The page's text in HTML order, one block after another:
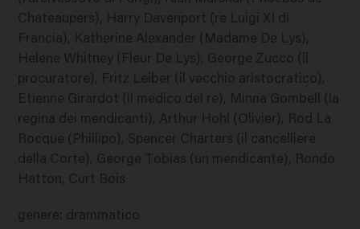
Chateaupers), Harry Davenport (re Luigi XI di
Francia), Katherine Alexander (Madame De Lys),
Helene Whitney (Fleur De Lys), George Zucco (il
procuratore), Fritz Leiber (il vecchio aristocratico),
Etienne Girardot (il medico del re), Minna Gombell (la
regina dei mendicanti), Arthur Hohl (Olivier), Rod La
Rocque (Phillipo), Spencer Charters (il cancelliere
della Corte), George Tobias (un mendicante), Rondo
Hatton, Curt Bois
genere: drammatico